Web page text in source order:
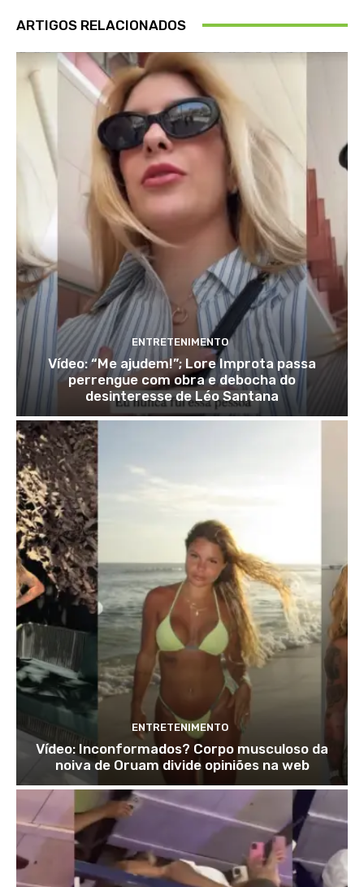
ARTIGOS RELACIONADOS
ENTRETENIMENTO
Vídeo: “Me ajudem!”; Lore Improta passa
perrengue com obra e debocha do
desinteresse de Léo Santana
ENTRETENIMENTO
Vídeo: Inconformados? Corpo musculoso da
noiva de Oruam divide opiniões na web